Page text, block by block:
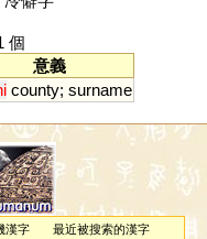
個
意義
county; surname
漢字
最近被搜索的漢字